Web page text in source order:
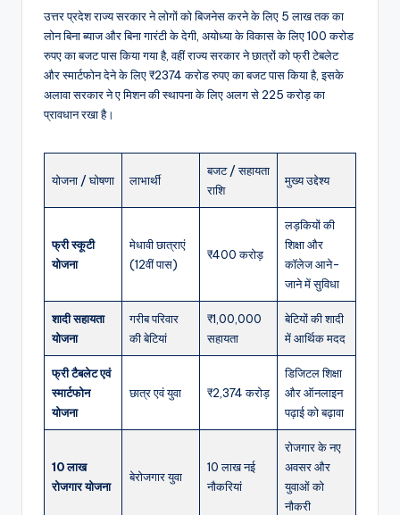
उत्तर प्रदेश राज्य सरकार ने लोगों को बिजनेस करने के लिए 5 लाख तक का
लोन बिना ब्याज और बिना गारंटी के देगी, अयोध्या के विकास के लिए 100 करोड
रुपए का बजट पास किया गया है, वहीं राज्य सरकार ने छात्रों को फ्री टेबलेट
और स्मार्टफोन देने के लिए ₹2374 करोड रुपए का बजट पास किया है, इसके
अलावा सरकार ने ए मिशन की स्थापना के लिए अलग से 225 करोड़ का
प्रावधान रखा है।
योजना / घोषणा लाभार्थी
बजट / सहायता
राशि
मुख्य उद्देश्य
फ्री स्कूटी
योजना
मेधावी छात्राएं
(12वीं पास)
₹400 करोड़
लड़कियों की
शिक्षा और
कॉलेज आने-
जाने में सुविधा
शादी सहायता
योजना
गरीब परिवार
की बेटियां
₹1,00,000
सहायता
बेटियों की शादी
में आर्थिक मदद
फ्री टैबलेट एवं
स्मार्टफोन
योजना
छात्र एवं युवा ₹2,374 करोड़
डिजिटल शिक्षा
और ऑनलाइन
पढ़ाई को बढ़ावा
10 लाख
रोजगार योजना
बेरोजगार युवा
10 लाख नई
नौकरियां
रोजगार के नए
अवसर और
युवाओं को
नौकरी